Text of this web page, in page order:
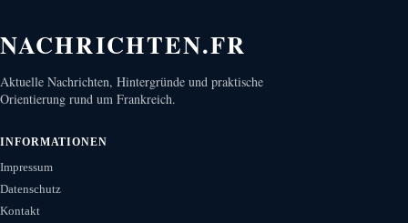
NACHRICHTEN.FR
Aktuelle Nachrichten, Hintergründe und praktische
Orientierung rund um Frankreich.
INFORMATIONEN
Impressum
Datenschutz
Kontakt